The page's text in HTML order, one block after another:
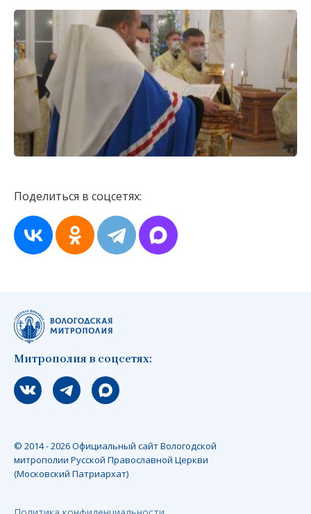
Поделиться в соцсетях:
Митрополия в соцсетях:
Мы вконтакте
Мы в telegram
Мы в Макс
© 2014 - 2026 Официальный сайт Вологодской
митрополии Русской Православной Церкви
(Московский Патриархат)